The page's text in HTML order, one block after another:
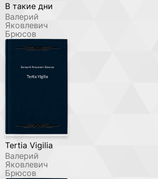
В такие дни
Валерий
Яковлевич
Брюсов
Tertia Vigilia
Валерий
Яковлевич
Брюсов